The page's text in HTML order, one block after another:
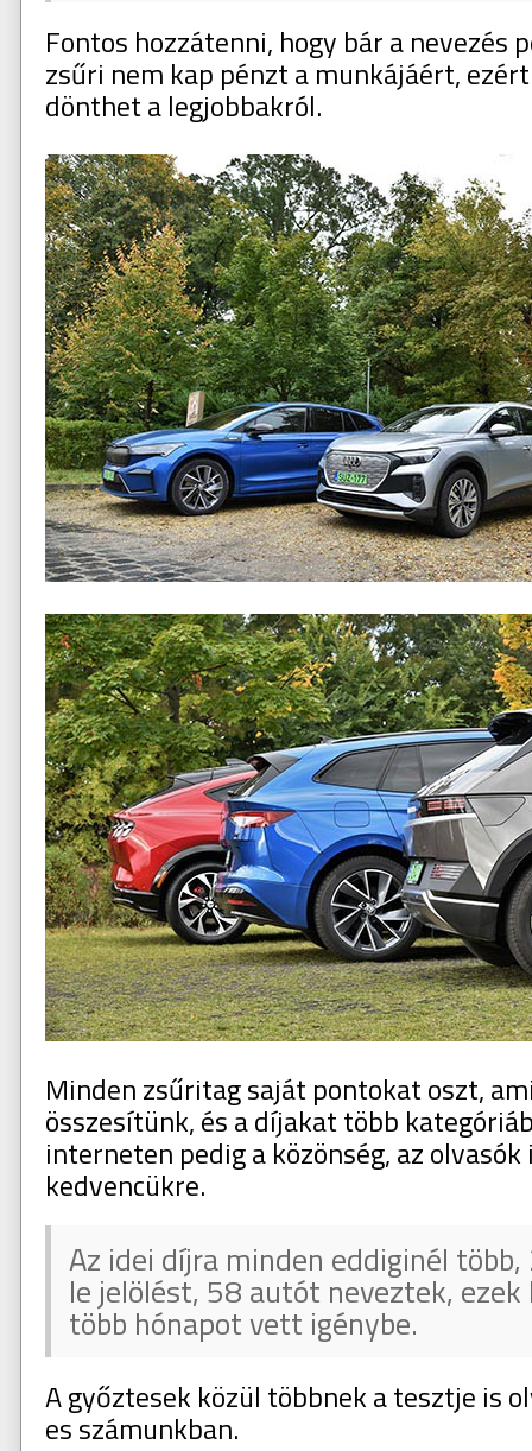
Fontos hozzátenni, hogy bár a nevezés
zsűri nem kap pénzt a munkájáért,
dönthet a legjobbakról.
Minden zsűritag saját pontokat oszt,
összesítünk, és a díjakat több
interneten pedig a közönség, az
kedvencükre.
Az idei díjra minden eddiginél
le jelölést, 58 autót neveztek, ezek
több hónapot vett igénybe.
A győztesek közül többnek a tesztje is
es számunkban.